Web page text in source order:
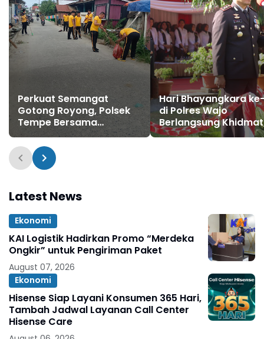
Perkuat Semangat
Gotong Royong, Polsek
Tempe Bersama
Stakeholder Laksanakan
Kerja Bakti di Watallipue
Hari Bhayangkara
di Polres Wajo
Berlangsung
Perkuat Semangat
Latest News
Ekonomi
KAI Logistik Hadirkan Promo “Merdeka
Ongkir” untuk Pengiriman Paket
August 07, 2026
Ekonomi
Hisense Siap Layani Konsumen 365 Hari,
Tambah Jadwal Layanan Call Center
Hisense Care